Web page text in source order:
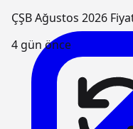
ÇŞB Ağustos 2026
4 gün önce